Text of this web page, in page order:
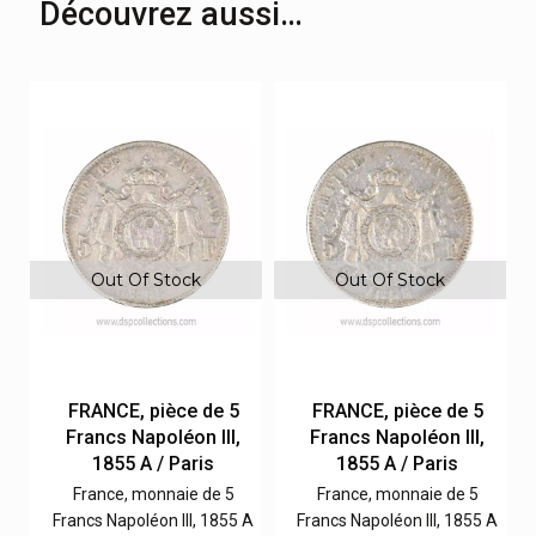
Découvrez aussi…
Out Of Stock
FRANCE, pièce de 5
Francs Napoléon III,
1855 A / Paris
France, monnaie de 5
Francs Napoléon III, 1855 A
Out Of Stock
FRANCE, pièce de 5
Francs Napoléon III,
1855 A / Paris
France, monnaie de 5
Francs Napoléon III, 1855 A